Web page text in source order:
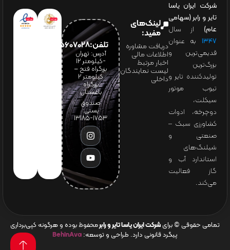
شرکت ایران یاسا
تایر و رابر (سهامی
عام) از سال
۱۳۴۷ به عنوان
قدیمی‌ترین و
بزرگ‌ترین
تولیدکننده تایر و
تیوب موتور
سیکلت،
دوچرخه، ادوات
کشاورزی سبک –
صنعتی و
شیلنگ‌های
استاندارد آب و
گاز فعالیت
می‌کند.
لینک‌های
مفید:
دریافت مشاوره
اطلاعات مالی
اخبار مرتبط
لیست نمایندگان
داخلی
تلفن:65607028(021)
آدرس: تهران
-کیلومتر 12
بزرگراه فتح –
کیلومتر ۲
بزرگراه
باغستان
صندوق
پستی:
1753-13185
تمامی حقوقی © برای شرکت ایران یاسا تایر و رابرمحفوظ بوده و هرگونه کپی‌برداری
پیگرد قانونی دارد. طراحی و توسعه: BehinAva